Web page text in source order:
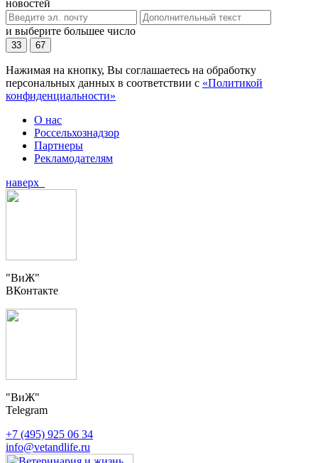
новостей
и выберите большее число
33 67
Нажимая на кнопку, Вы соглашаетесь на обработку
персональных данных в соответствии с «Политикой
конфиденциальности»
О нас
Россельхознадзор
Партнеры
Рекламодателям
наверх
"ВиЖ"
ВКонтакте
"ВиЖ"
Telegram
+7 (495) 925 06 34
info@vetandlife.ru